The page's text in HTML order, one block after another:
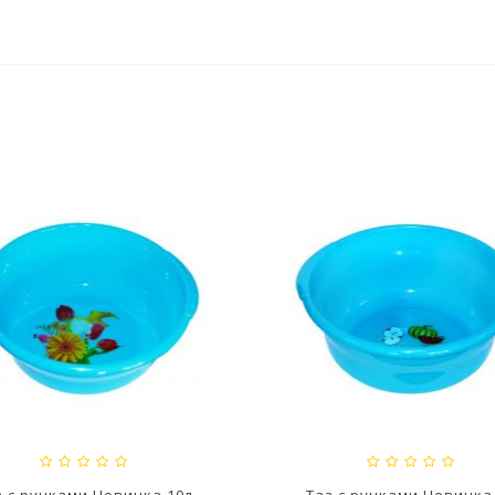
Модерн Максимум 15Л
(h 610) Цв....
руб
Кашпо Геометрия (0,8л.)
Лаванда (Арт....
119,28 руб